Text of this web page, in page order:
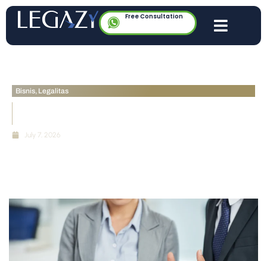
Free Consultation
Bisnis, Legalitas
July 7, 2026